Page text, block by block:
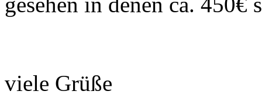
viele Grüße